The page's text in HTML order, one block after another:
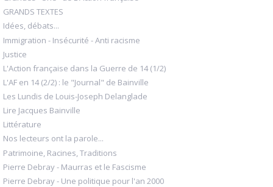
GRANDS TEXTES
Idées, débats...
Immigration - Insécurité - Anti racisme
Justice
L'Action française dans la Guerre de 14 (1/2)
L'AF en 14 (2/2) : le "Journal" de Bainville
Les Lundis de Louis-Joseph Delanglade
Lire Jacques Bainville
Littérature
Nos lecteurs ont la parole...
Patrimoine, Racines, Traditions
Pierre Debray - Maurras et le Fascisme
Pierre Debray - Une politique pour l'an 2000